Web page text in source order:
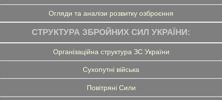
Огляди та аналізи розвитку озброєння
СТРУКТУРА ЗБРОЙНИХ СИЛ УКРАЇНИ:
Організаційна структура ЗС України
Сухопутні війська
Повітряні Сили